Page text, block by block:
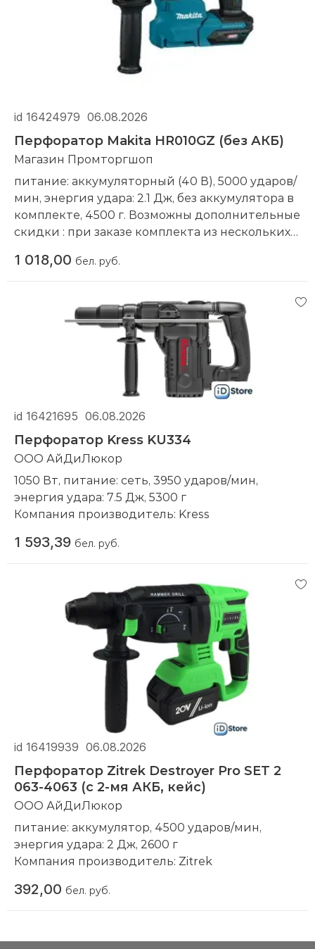
id 16424979 06.08.2026
Перфоратор Makita HR010GZ (без АКБ)
Магазин Промторгшоп
питание: аккумуляторный (40 В), 5000 ударов/
мин, энергия удара: 2.1 Дж, без аккумулятора в
комплекте, 4500 г. Возможны дополнительные
скидки : при заказе комплекта из нескольких
нашем магазине
1 018,00 бел. руб.
id 16421695 06.08.2026
Перфоратор Kress KU334
ООО АйДиЛюкор
1050 Вт, питание: сеть, 3950 ударов/мин,
энергия удара: 7.5 Дж, 5300 г
Компания производитель: Kress
1 593,39 бел. руб.
id 16419939 06.08.2026
Перфоратор Zitrek Destroyer Pro SET 2
063-4063 (с 2-мя АКБ, кейс)
ООО АйДиЛюкор
питание: аккумулятор, 4500 ударов/мин,
энергия удара: 2 Дж, 2600 г
Компания производитель: Zitrek
392,00 бел. руб.